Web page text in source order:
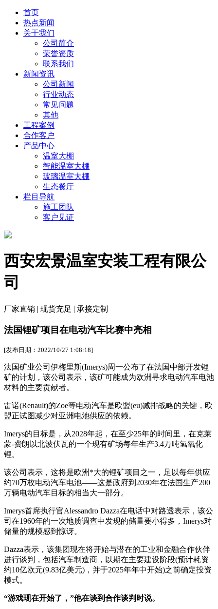
首页
热点新闻
关于我们
公司简介
荣誉资质
联系我们
新闻资讯
公司新闻
行业动态
常见问题
其他
工程案例
合作客户
产品中心
温室大棚
智能温室大棚
玻璃温室大棚
生态餐厅
栏目导航
施工团队
客户见证
西安宏景温室安装工程有限公
司
厂家直销 | 现货充足 | 承接定制
法国锂矿项目在电动汽车比赛中亮相
[发布日期：2022/10/27 1:08:18]
法国矿业公司伊梅里斯(Imerys)周一公布了在法国中部开发锂
矿的计划，该公司表示，该矿可能成为欧洲寻求电动汽车电池
材料的主要贡献者。
雷诺(Renault)的Zoe等电动汽车是欧盟(eu)减排战略的关键，欧
盟正试图减少对亚洲电池供应的依赖。
Imerys的目标是，从2028年起，在至少25年的时间里，在克莱
蒙-费朗以北波伏瓦的一个现有矿场每年生产3.4万吨氢氧化
锂。
该公司表示，这将是欧洲*大的锂矿项目之一，足以每年供应
约70万枚电动汽车电池——这是政府到2030年在法国生产200
万辆电动汽车目标的相当大一部分。
Imerys首席执行官Alessandro Dazza在电话中对路透表示，该公
司在1960年的一次地质调查中发现的储量要小得多，Imerys对
储量的规模感到惊讶。
Dazza表示，该集团现在将开始与潜在的工业和金融合作伙伴
进行谈判，包括汽车制造商，以期在主要建设阶段(预计耗资
约10亿欧元(9.83亿美元)，并于2025年年中开始)之前确定投资
模式。
“游戏现在开始了，”他在谈到合作谈判时说。